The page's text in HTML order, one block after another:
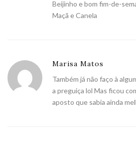
Beijinho e bom fim-de-
Maçã e Canela
Marisa Matos
Também já não faço à
a preguiça lol Mas ficou
aposto que sabia ainda